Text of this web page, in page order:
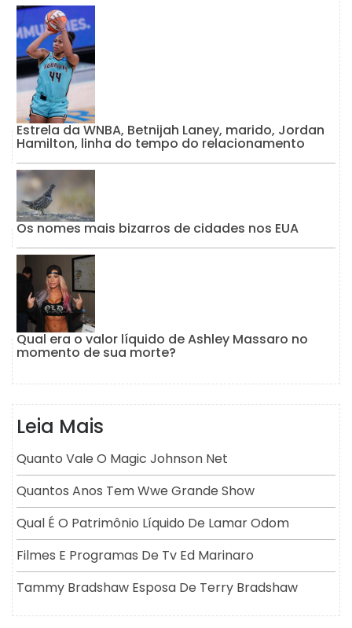
Estrela da WNBA, Betnijah Laney, marido, Jordan
Hamilton, linha do tempo do relacionamento
Os nomes mais bizarros de cidades nos EUA
Qual era o valor líquido de Ashley Massaro no
momento de sua morte?
Leia Mais
Quanto Vale O Magic Johnson Net
Quantos Anos Tem Wwe Grande Show
Qual É O Patrimônio Líquido De Lamar Odom
Filmes E Programas De Tv Ed Marinaro
Tammy Bradshaw Esposa De Terry Bradshaw